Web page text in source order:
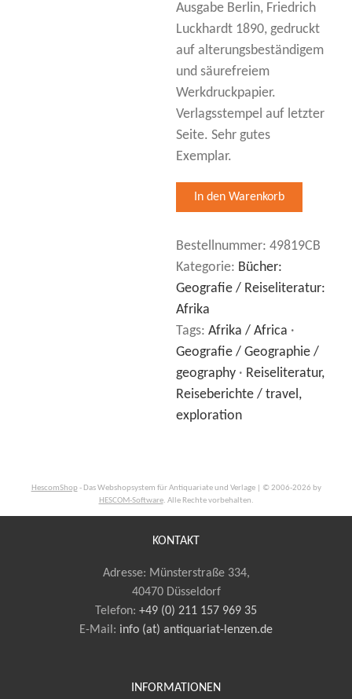
Ausgabe Berlin, Friedrich
Luckhardt 1890, gedruckt
auf alterungsbeständigem
und säurefreiem
Werkdruckpapier.
Verlagsstempel auf letzter
Seite. Sehr gutes
Exemplar.
Bestellnummer: 49819CB
Kategorie: Bücher:
Geografie / Reiseliteratur:
Afrika
Tags: Afrika / Africa ·
Geografie / Geographie /
geography · Reiseliteratur,
Reiseberichte / travel,
exploration
HescomShop- Das Webshopsystem für Antiquariate und Verlage | © 2006-2026 by
HESCOM-Software. Alle Rechte vorbehalten.
KONTAKT
Adresse: Münsterstraße 334,
40470 Düsseldorf
Telefon: +49 (0) 211 157 969 35
E-Mail : info (at) antiquariat-lenzen.de
INFORMATIONEN